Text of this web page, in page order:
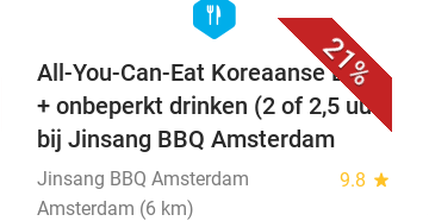
21%
hexagon
food
All-You-Can-Eat Koreaanse BBQ
+ onbeperkt drinken (2 of 2,5 uur)
bij Jinsang BBQ Amsterdam
Jinsang BBQ Amsterdam 9.8 star
Amsterdam (6 km)